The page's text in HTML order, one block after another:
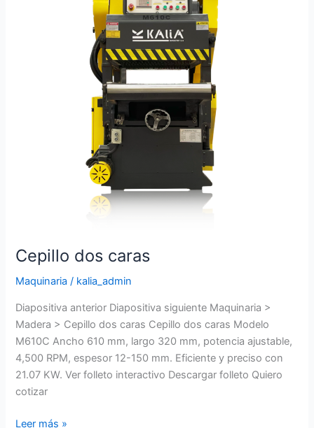
Cepillo dos caras
Maquinaria / kalia_admin
Diapositiva anterior Diapositiva siguiente Maquinaria >
Madera > Cepillo dos caras Cepillo dos caras Modelo
M610C Ancho 610 mm, largo 320 mm, potencia ajustable,
4,500 RPM, espesor 12-150 mm. Eficiente y preciso con
21.07 KW. Ver folleto interactivo Descargar folleto Quiero
cotizar
Leer más »